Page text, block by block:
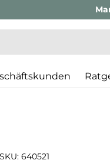
SKU: 640521